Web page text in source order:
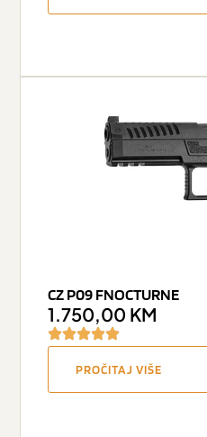
CZ P09 FNOCTURNE
1.750,00 KM
PROČITAJ VIŠE